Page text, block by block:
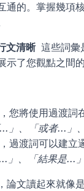
通的。掌握幾項
文清晰 這些詞彙
示了您觀點之間
，您將使用過渡詞
...」、「或者...」
，過渡詞可以建立
」、「結果是...
論文讀起來就像